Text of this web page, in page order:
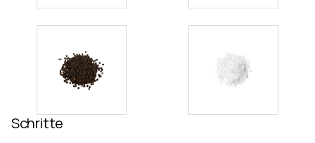
Schritte